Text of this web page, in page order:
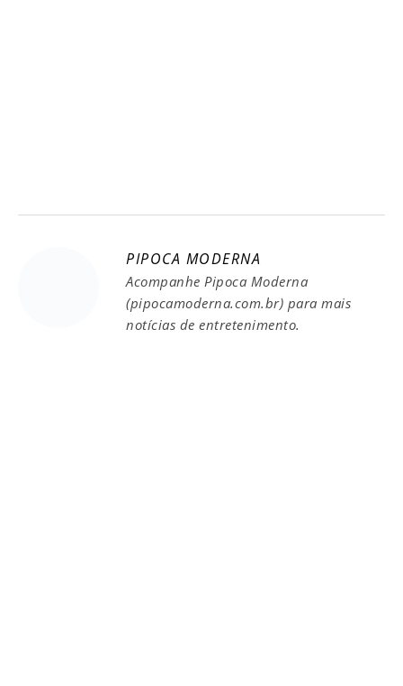
PIPOCA MODERNA
Acompanhe Pipoca Moderna
(pipocamoderna.com.br) para mais
notícias de entretenimento.